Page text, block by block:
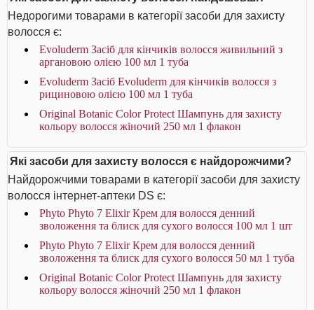
Недорогими товарами в категорії засоби для захисту
волосся є:
Evoluderm Засіб для кінчиків волосся живильний з
аргановою олією 100 мл 1 туба
Evoluderm Засіб Evoluderm для кінчиків волосся з
рициновою олією 100 мл 1 туба
Original Botanic Color Protect Шампунь для захисту
кольору волосся жіночий 250 мл 1 флакон
Які засоби для захисту волосся є найдорожчими?
Найдорожчими товарами в категорії засоби для захисту
волосся інтернет-аптеки DS є:
Phyto Phyto 7 Elixir Крем для волосся денний
зволоження та блиск для сухого волосся 100 мл 1 шт
Phyto Phyto 7 Elixir Крем для волосся денний
зволоження та блиск для сухого волосся 50 мл 1 туба
Original Botanic Color Protect Шампунь для захисту
кольору волосся жіночий 250 мл 1 флакон